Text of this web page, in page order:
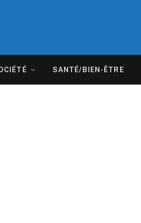
SANTÉ/BIEN-ÊTRE